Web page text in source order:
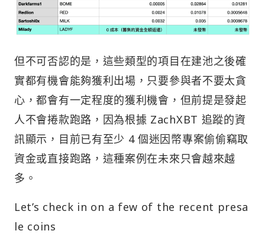
但不可否認的是，這些類型的項目在建池之後確
實都有機會能夠獲利出場，只要參與者不要太貪
心，都會有一定程度的獲利機會，但前提是發起
人不會捲款跑路，因為根據 ZachXBT 追蹤的資
訊顯示，目前已有至少 4 個迷因幣專案偷偷竊取
資金或直接跑路，這種案例在未來只會越來越
多。
Let’s check in on a few of the recent presa
le coins